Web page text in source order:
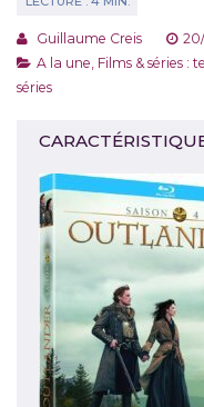
Guillaume Creis
A la une Films & séries :
séries